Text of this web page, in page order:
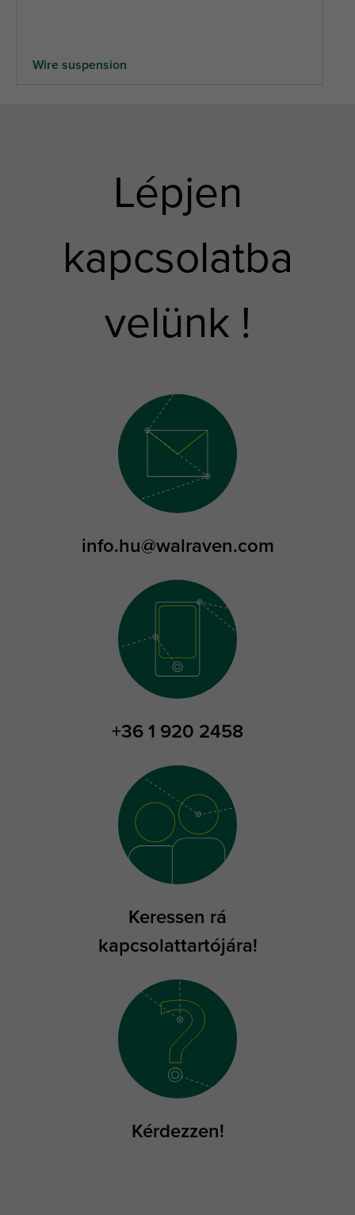
Wire suspension
Lépjen
kapcsolatba
velünk !
info.hu@walraven.com
+36 1 920 2458
Keressen rá
kapcsolattartójára!
Kérdezzen!